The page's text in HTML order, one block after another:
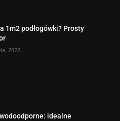
1m2 podłogówki? Prosty
2022
idealne